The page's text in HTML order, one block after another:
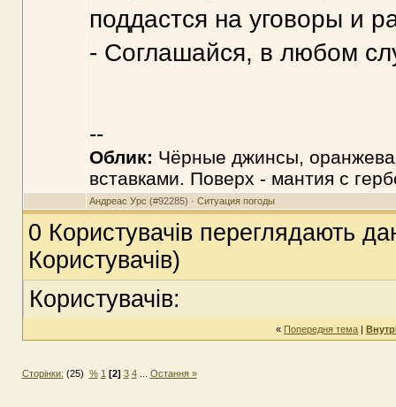
поддастся на уговоры и
- Соглашайся, в любом
--
Облик: Чёрные джинсы,
вставками. Поверх - мантия с
Андреас Урс (#92285) · Ситуация погоды
0 Користувачів переглядають
Користувачів)
Користувачів:
« Попередня тема |
Сторінки: (25) % 1 [2] 3 4... Остання »